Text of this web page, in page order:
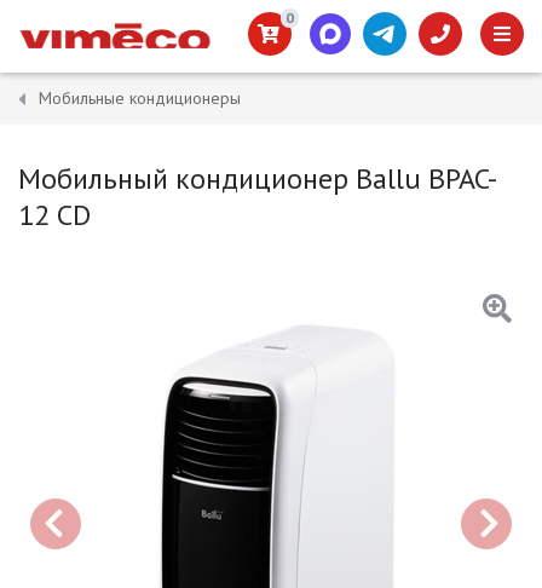
0
Мобильные кондиционеры
Мобильный кондиционер Ballu BPAC-
12 CD